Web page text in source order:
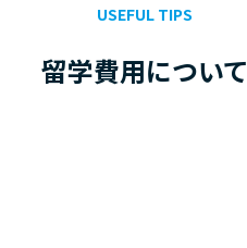
USEFUL TIPS
留学費用について